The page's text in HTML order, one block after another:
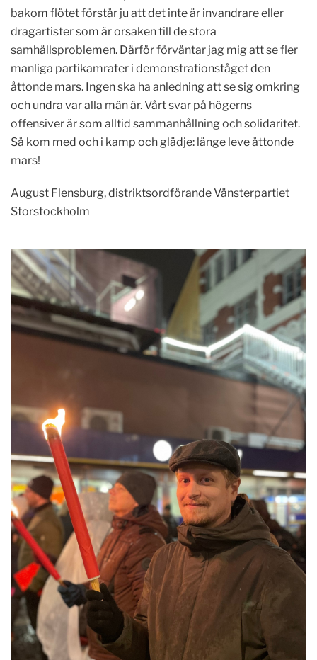
bakom flötet förstår ju att det inte är invandrare eller
dragartister som är orsaken till de stora
samhällsproblemen. Därför förväntar jag mig att se fler
manliga partikamrater i demonstrationståget den
åttonde mars. Ingen ska ha anledning att se sig omkring
och undra var alla män är. Vårt svar på högerns
offensiver är som alltid sammanhållning och solidaritet.
Så kom med och i kamp och glädje: länge leve åttonde
mars!
August Flensburg, distriktsordförande Vänsterpartiet
Storstockholm